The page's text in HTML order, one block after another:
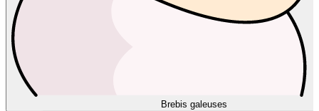
Brebis galeuses